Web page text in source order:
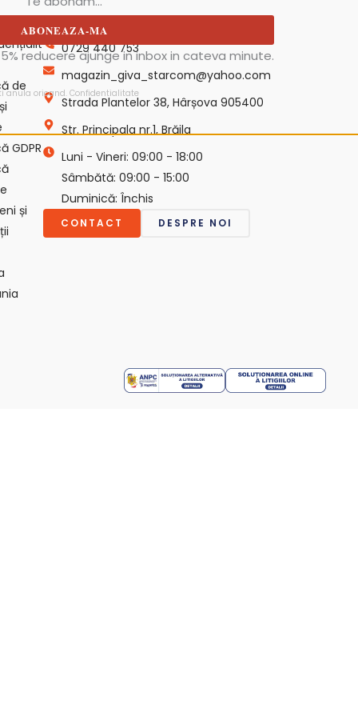
de
GDPR
și
Contact
0729 440 753
magazin_giva_starcom@yahoo.com
Strada Plantelor 38, Hârșova 905400
Str. Principala nr.1, Brăila
Luni - Vineri: 09:00 - 18:00
Sâmbătă: 09:00 - 15:00
Duminică: Închis
CONTACT DESPRE NOI
ABONEAZA-MA
reducere ajunge in inbox in cateva minute.
anula oricand.Confidentialitate